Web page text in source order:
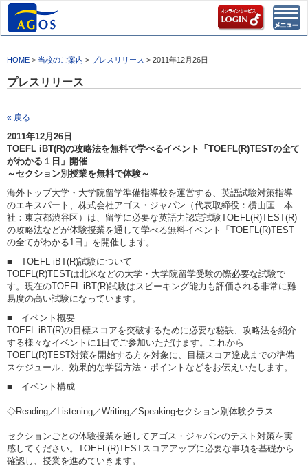
HOME > 当校のご案内 > プレスリリース > 2011年12月26日
プレスリリース
« 戻る
2011年12月26日
TOEFL iBT(R)の攻略法を無料で学べるイベント「TOEFL(R)TESTの全て
がわかる１日」開催
～セクション別授業を無料で体験～
海外トップ大学・大学院留学準備指導校を運営する、英語試験対策指導
のエキスパート、株式会社アゴス・ジャパン（代表取締役：横山匡 本
社：東京都渋谷区）は、留学に必要な英語力認定試験TOEFL(R)TEST(R)
の攻略法などが体験授業を通して学べる無料イベント「TOEFL(R)TEST
の全てがわかる1日」を開催します。
■ TOEFL iBT(R)試験について
TOEFL(R)TESTは北米などの大学・大学院留学受験の際必要な試験で
す。現在のTOEFL iBT(R)試験はスピーキング能力も評価される非常に難
易度の高い試験になっています。
■ イベント概要
TOEFL iBT(R)の目標スコアを突破するために必要な秘訣、攻略法を紹介
する様々なイベントに1日でご参加いただけます。これから
TOEFL(R)TEST対策を開始する方を対象に、目標スコア達成までの準備
スケジュール、効果的な学習方法・ポイントなどをお伝えいたします。
■ イベント構成
◇Reading／Listening／Writing／Speakingセクション別体験クラス
セクションごとの体験授業を通してアゴス・ジャパンのテスト対策を実
感してください。TOEFL(R)TESTスコアアップに必要な事項を基礎から
確認し、授業を進めていきます。